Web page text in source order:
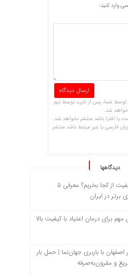
وارد کنید:
شما، پس از تایید توسط تیم
شد.
یا افترا باشد منتشر نخواهد شد.
فارسی یا غیر مرتبط باشد منتشر
دیدگاهها
قهوه باکیفیت از کجا بخریم؟ معرفی ۵
برتر در ایران
اصفهان با باربری جهان‌نما | حمل بار
و مقرون‌به‌صرفه